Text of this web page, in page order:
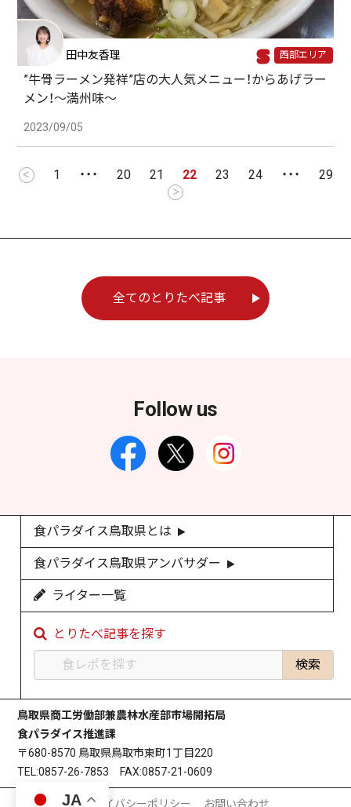
田中友香理 西部エリア
”牛骨ラーメン発祥”店の大人気メニュー！からあげラー
メン！～満州味～
2023/09/05
＜ 1 ・・・ 20 21 22 23 24 ・・・ 29
＞
全てのとりたべ記事
Follow us
食パラダイス鳥取県とは
食パラダイス鳥取県アンバサダー
ライター一覧
とりたべ記事を探す
鳥取県商工労働部兼農林水産部市場開拓局
食パラダイス推進課
〒680-8570 鳥取県鳥取市東町1丁目220
TEL:0857-26-7853 FAX:0857-21-0609
プライバシーポリシー お問い合わせ
JA